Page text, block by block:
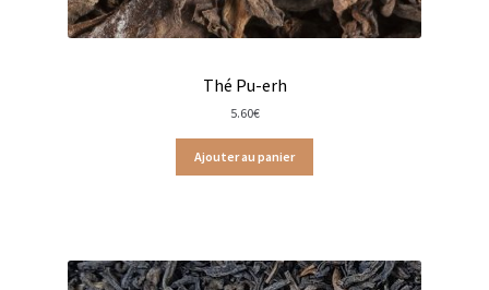
Maison
Les thés épicés & boisés en sachets
Les thés épicés & boisés en vracs
Terre d’Oc
Thé Pu-erh
5.60€
Ajouter au panier